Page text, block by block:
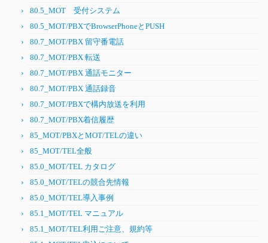
80.5_MOT 受付システム
80.5_MOT/PBXでBrowserPhoneとPUSH
80.7_MOT/PBX 留守番電話
80.7_MOT/PBX 転送
80.7_MOT/PBX 通話モニター
80.7_MOT/PBX 通話録音
80.7_MOT/PBXで構内放送を利用
80.7_MOT/PBX着信履歴
85_MOT/PBXとMOT/TELの違い
85_MOT/TEL全般
85.0_MOT/TEL カタログ
85.0_MOT/TELの競合先情報
85.0_MOT/TEL導入事例
85.1_MOT/TEL マニュアル
85.1_MOT/TEL利用ご注意、規約等